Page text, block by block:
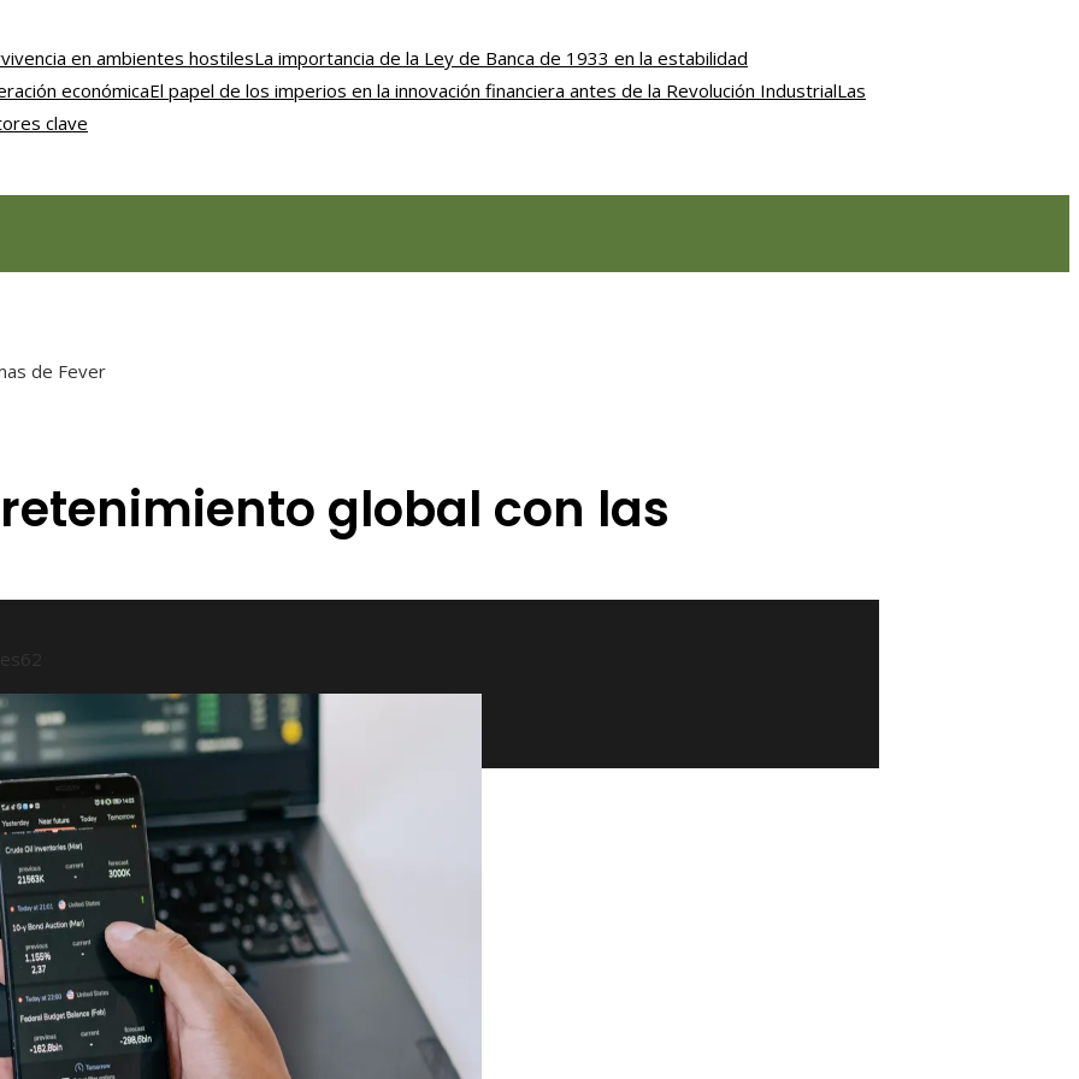
en ambientes hostilesLa importancia de la Ley de Banca de 1933 en la estabilidad
económicaEl papel de los imperios en la innovación financiera antes de la Revolución IndustrialLas
clave
de Fever
global con las